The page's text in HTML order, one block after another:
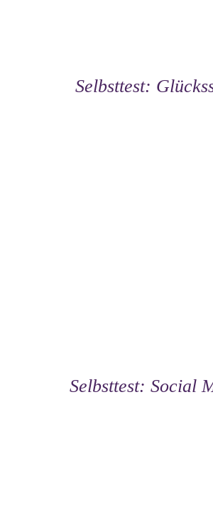
Selbsttest:
Selbsttest: Social